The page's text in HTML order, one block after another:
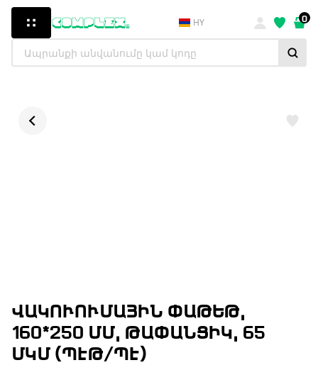
HY 0
ՎԱԿՈՒՈՒՄԱՅԻՆ ՓԱԹԵԹ,
160*250 ՄՄ, ԹԱՓԱՆՑԻԿ, 65
ՄԿՄ (ՊԷԹ/ՊԷ)